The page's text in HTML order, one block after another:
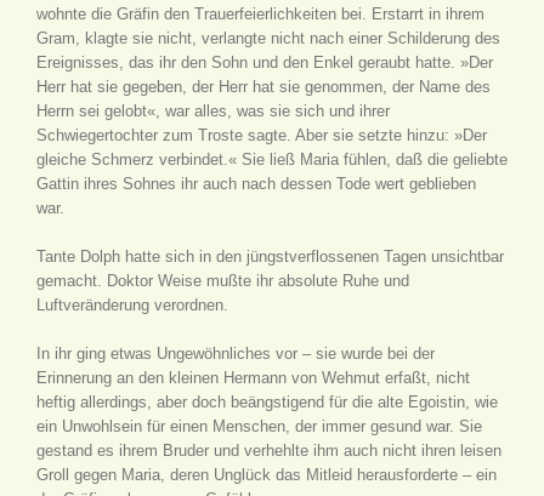
wohnte die Gräfin den Trauerfeierlichkeiten bei. Erstarrt in ihrem
Gram, klagte sie nicht, verlangte nicht nach einer Schilderung des
Ereignisses, das ihr den Sohn und den Enkel geraubt hatte. »Der
Herr hat sie gegeben, der Herr hat sie genommen, der Name des
Herrn sei gelobt«, war alles, was sie sich und ihrer
Schwiegertochter zum Troste sagte. Aber sie setzte hinzu: »Der
gleiche Schmerz verbindet.« Sie ließ Maria fühlen, daß die geliebte
Gattin ihres Sohnes ihr auch nach dessen Tode wert geblieben
war.
Tante Dolph hatte sich in den jüngstverflossenen Tagen unsichtbar
gemacht. Doktor Weise mußte ihr absolute Ruhe und
Luftveränderung verordnen.
In ihr ging etwas Ungewöhnliches vor – sie wurde bei der
Erinnerung an den kleinen Hermann von Wehmut erfaßt, nicht
heftig allerdings, aber doch beängstigend für die alte Egoistin, wie
ein Unwohlsein für einen Menschen, der immer gesund war. Sie
gestand es ihrem Bruder und verhehlte ihm auch nicht ihren leisen
Groll gegen Maria, deren Unglück das Mitleid herausforderte – ein